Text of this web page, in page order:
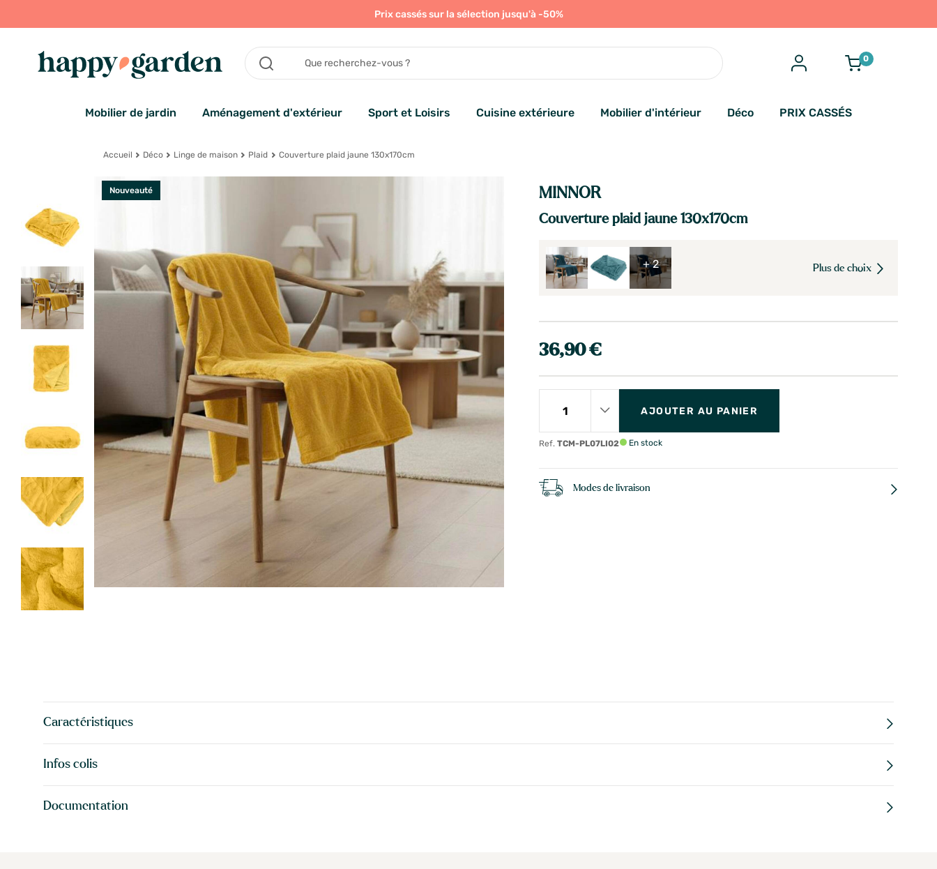
Prix cassés sur la sélection jusqu'à -50%
0
Mobilier de jardin Aménagement d'extérieur Sport et Loisirs Cuisine extérieure Mobilier d'intérieur Déco PRIX CASSÉS
Accueil Déco Linge de maison Plaid Couverture plaid jaune 130x170cm
Nouveauté MINNOR
Couverture plaid jaune 130x170cm
+ 2 Plus de choix
36,90 €
Ref.TCM-PL07LI02
AJOUTER AU PANIER
En stock
Modes de livraison
Caractéristiques
Infos colis
Documentation